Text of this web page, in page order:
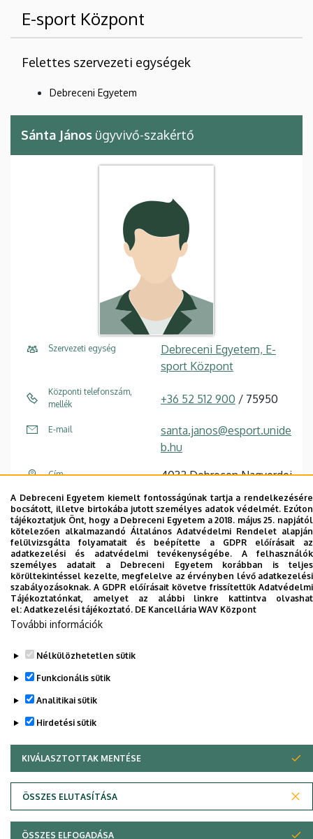
E-sport Központ
Felettes szervezeti egységek
Debreceni Egyetem
Sánta János ügyvivő-szakértő
Szervezeti egység
Debreceni Egyetem, E-
sport Központ
Központi telefonszám,
mellék
+36 52 512 900 / 75950
E-mail
santa.janos@esport.unide
b.hu
Cím
4032 Debrecen Nagyerdei
park 12
Épület, emelet, szobaszám Nagyerdei Stadion
Dolgozói adatmódosítás igénylése a DE
telefonkönyvében| Külső személyek rögzítése a
DE telefonkönyvében
Adatvédelem
Adatvédelem
Szerzői jog © 2026 Unideb
A Debreceni Egyetem kiemelt fontosságúnak tartja a rendelkezésére
bocsátott, illetve birtokába jutott személyes adatok védelmét. Ezúton
tájékoztatjuk Önt, hogy a Debreceni Egyetem a 2018. május 25. napjától
kötelezően alkalmazandó Általános Adatvédelmi Rendelet alapján
felülvizsgálta folyamatait és beépítette a GDPR előírásait az
adatkezelési és adatvédelmi tevékenységébe. A felhasználók
személyes adatait a Debreceni Egyetem korábban is teljes
körültekintéssel kezelte, megfelelve az érvényben lévő adatkezelési
szabályozásoknak. A GDPR előírásait követve frissítettük Adatvédelmi
Tájékoztatónkat, amelyet az alábbi linkre kattintva olvashat
el: Adatkezelési tájékoztató. DE Kancellária WAV Központ
További információk
Nélkülözhetetlen sütik
Funkcionális sütik
Analitikai sütik
Hirdetési sütik
KIVÁLASZTOTTAK MENTÉSE
ÖSSZES ELUTASÍTÁSA
WITHDRAW CONSENT
ÖSSZES ELFOGADÁSA